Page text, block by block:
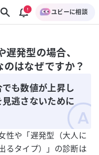
ユビーに相談
発型の場合、
はなぜですか？
も数値が上昇し
逃さないために
性や「遅発型（大人に
るタイプ）」の診断は